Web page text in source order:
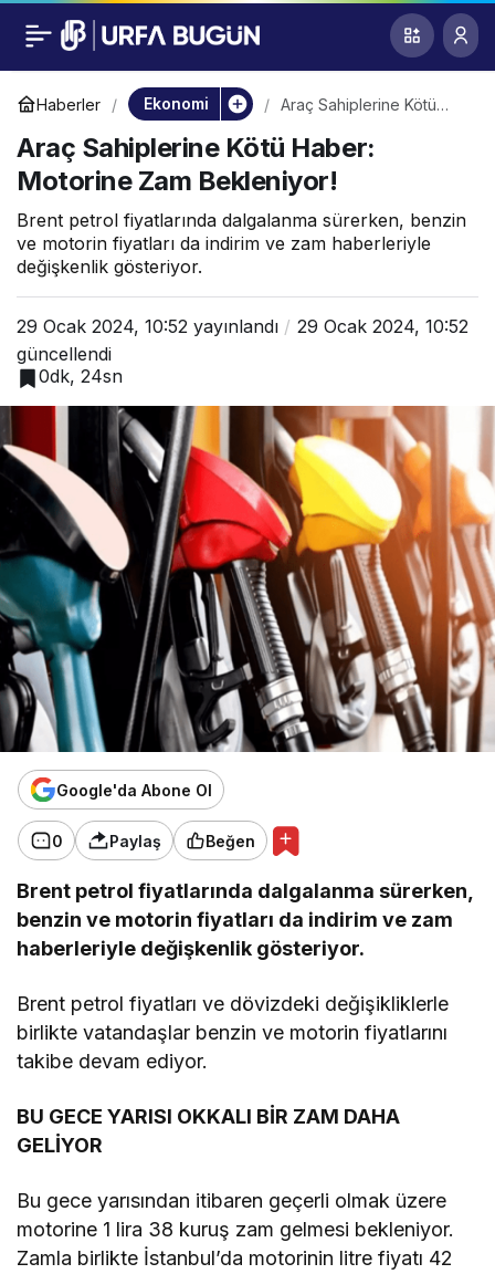
Haberler Ekonomi
Araç Sahiplerine Kötü
Bekleniyor!
Araç Sahiplerine Kötü Haber:
Motorine Zam Bekleniyor!
Brent petrol fiyatlarında dalgalanma sürerken, benzin
ve motorin fiyatları da indirim ve zam haberleriyle
değişkenlik gösteriyor.
29 Ocak 2024, 10:52 yayınlandı
29 Ocak 2024, 10:52
güncellendi
0dk, 24sn
Google'da Abone Ol
0 Paylaş Beğen
Brent petrol fiyatlarında dalgalanma sürerken,
benzin ve motorin fiyatları da indirim ve zam
haberleriyle değişkenlik gösteriyor.
Brent petrol fiyatları ve dövizdeki değişikliklerle
birlikte vatandaşlar benzin ve motorin fiyatlarını
takibe devam ediyor.
BU GECE YARISI OKKALI BİR ZAM DAHA
GELİYOR
Bu gece yarısından itibaren geçerli olmak üzere
motorine 1 lira 38 kuruş zam gelmesi bekleniyor.
Zamla birlikte İstanbul’da motorinin litre fiyatı 42
Araç Sahiplerine Kötü
Haber: Motorine Zam
Bekleniyor!
0